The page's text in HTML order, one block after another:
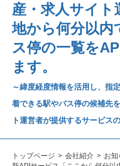
産・求人サイト
地から何分以内
ス停の一覧を
ます。
～緯度経度情報を活用し、指
着できる駅やバス停の候補先
ト運営者が提供するサービス
トップページ 会社紹介
お知